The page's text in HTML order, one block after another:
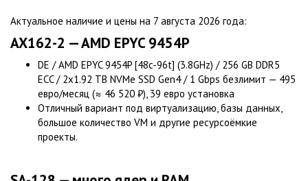
Актуальное наличие и цены на 7 августа 2026 года:
AX162-2 — AMD EPYC 9454P
DE / AMD EPYC 9454P [48c-96t] (3.8GHz) / 256 GB DDR5
ECC / 2x1.92 TB NVMe SSD Gen4 / 1 Gbps безлимит — 495
евро/месяц (≈ 46 520 ₽), 39 евро установка
Отличный вариант под виртуализацию, базы данных,
большое количество VM и другие ресурсоёмкие
проекты.